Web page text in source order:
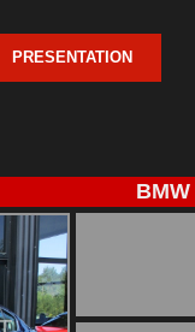
PRESENTATION
BMW